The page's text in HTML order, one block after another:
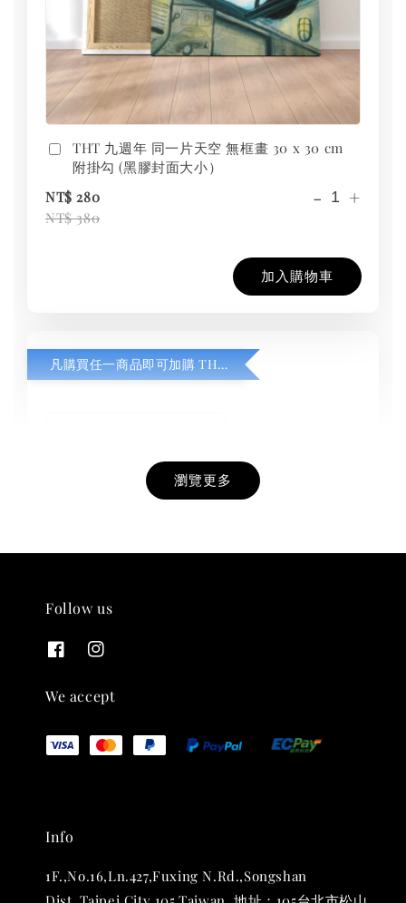
THT 九週年 同一片天空 無框畫 30 x 30 cm
附掛勾 (黑膠封面大小）
NT$ 280
NT$ 380
- +
加入購物車
凡購買任一商品即可加購 THT 九週年紀念 T-shirt
THT 九週年紀念 T-shirt
NT$ 880
加入購物車
瀏覽更多
Follow us
We accept
Info
1F.,No.16,Ln.427,Fuxing N.Rd.,Songshan